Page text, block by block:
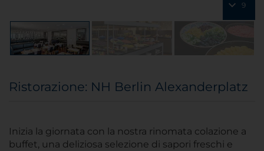
9
Ristorazione: NH Berlin Alexanderplatz
Inizia la giornata con la nostra rinomata colazione a
buffet, una deliziosa selezione di sapori freschi e